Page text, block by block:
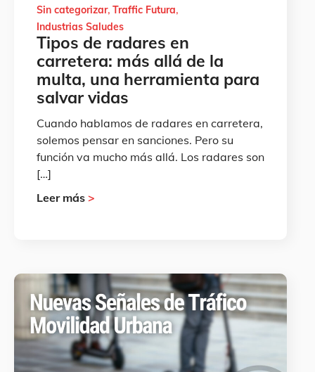
Sin categorizar Traffic Futura
Industrias Saludes
Tipos de radares en
carretera: más allá de la
multa, una herramienta para
salvar vidas
Cuando hablamos de radares en carretera,
solemos pensar en sanciones. Pero su
función va mucho más allá. Los radares son
[…]
Leer más >